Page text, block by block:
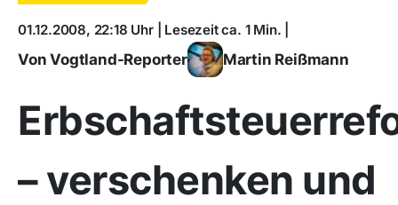
01.12.2008, 22:18 Uhr | Lesezeit ca. 1 Min. |
Von Vogtland-Reporter Martin Reißmann
– verschenken und